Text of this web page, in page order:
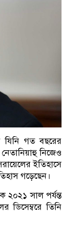
যিনি গত বছরের
নিজেও
ইতিহাসে
গড়েছেন।
সাল পর্যন্ত
ডিসেম্বরে তিনি